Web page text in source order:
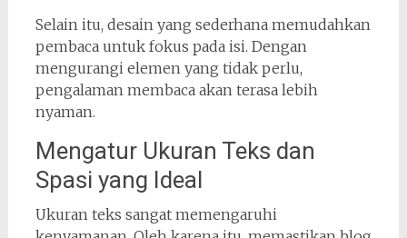
Selain itu, desain yang sederhana memudahkan
pembaca untuk fokus pada isi. Dengan
mengurangi elemen yang tidak perlu,
pengalaman membaca akan terasa lebih
nyaman.
Mengatur Ukuran Teks dan
Spasi yang Ideal
Ukuran teks sangat memengaruhi